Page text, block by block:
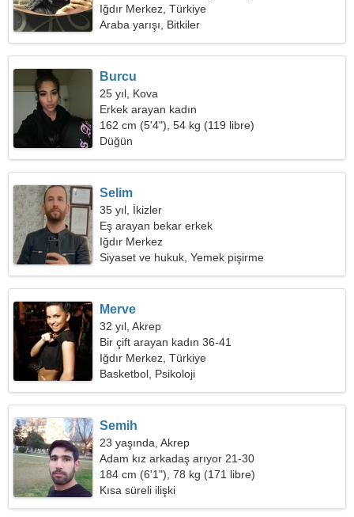
Iğdır Merkez, Türkiye
Araba yarışı, Bitkiler
Burcu
25 yıl, Kova
Erkek arayan kadın
162 cm (5'4"), 54 kg (119 libre)
Düğün
Selim
35 yıl, İkizler
Eş arayan bekar erkek
Iğdır Merkez
Siyaset ve hukuk, Yemek pişirme
Merve
32 yıl, Akrep
Bir çift arayan kadın 36-41
Iğdır Merkez, Türkiye
Basketbol, Psikoloji
Semih
23 yaşında, Akrep
Adam kız arkadaş arıyor 21-30
184 cm (6'1"), 78 kg (171 libre)
Kısa süreli ilişki